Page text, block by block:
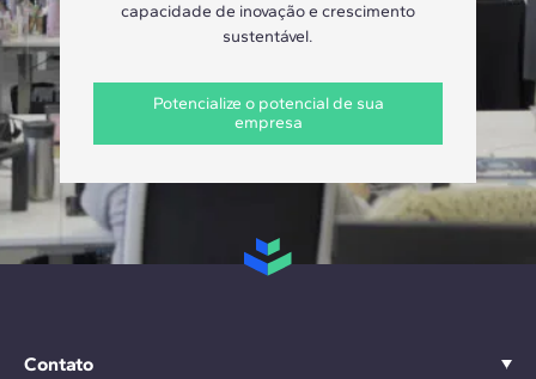
capacidade de inovação e crescimento
sustentável.
Potencialize o potencial de sua
empresa
Contato